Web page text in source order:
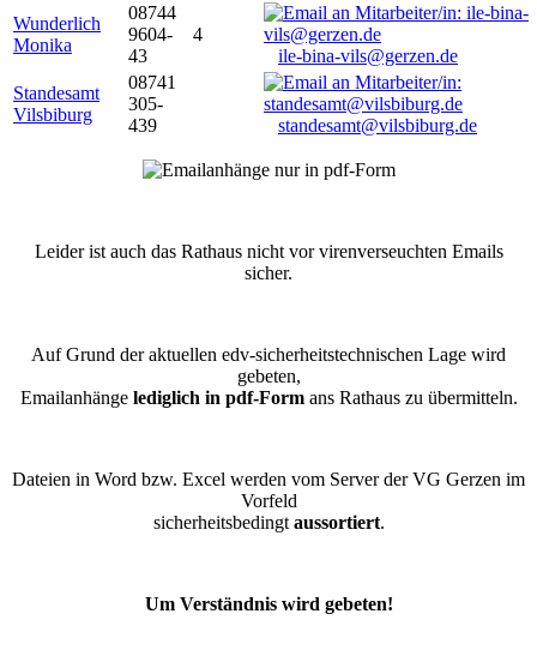
Wunderlich
Monika
08744
9604-
43
4
ile-bina-vils@gerzen.de
Standesamt
Vilsbiburg
08741
305-
439
standesamt@vilsbiburg.de
Leider ist auch das Rathaus nicht vor virenverseuchten Emails
sicher.
Auf Grund der aktuellen edv-sicherheitstechnischen Lage wird
gebeten,
Emailanhänge lediglich in pdf-Formans Rathaus zu übermitteln.
Dateien in Word bzw. Excel werden vom Server der VG Gerzen im
Vorfeld
sicherheitsbedingt aussortiert.
Um Verständnis wird gebeten!